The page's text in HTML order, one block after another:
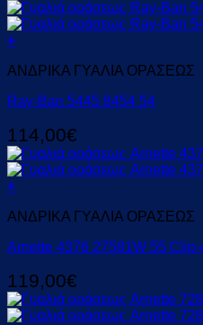
+
ΑΝΔΡΙΚΑ ΓΥΑΛΙΑ ΟΡΑΣΕΩΣ
Ray-Ban 5445 8454 54
114,00€
+
ΑΝΔΡΙΚΑ ΓΥΑΛΙΑ ΟΡΑΣΕΩΣ
Arnette 4376 27581W 55 Clip-
119,00€